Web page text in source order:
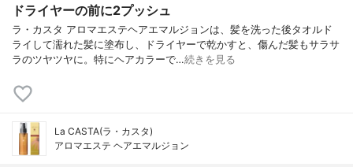
ドライヤーの前に2プッシュ
ラ・カスタ アロマエステヘアエマルジョンは、髪を洗った後タオルド
ライして濡れた髪に塗布し、ドライヤーで乾かすと、傷んだ髪もサラサ
ラのツヤツヤに。特にヘアカラーで…続きを見る
La CASTA(ラ・カスタ)
アロマエステ ヘアエマルジョン